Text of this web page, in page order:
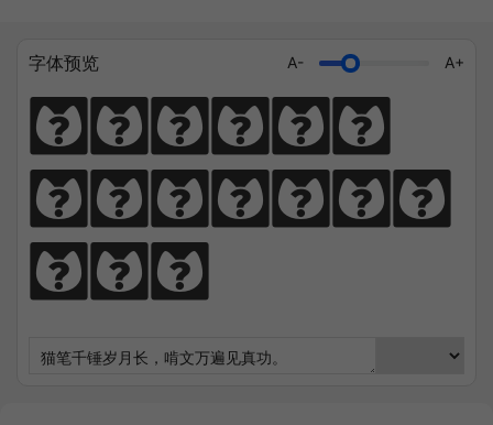
字体预览 A- A+
猫笔千锤岁月
长，啃文万遍见
真功。